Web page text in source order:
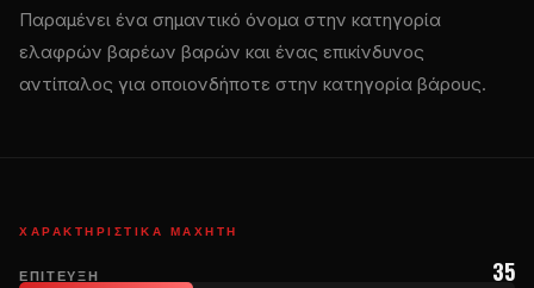
Παραμένει ένα σημαντικό όνομα στην κατηγορία
ελαφρών βαρέων βαρών και ένας επικίνδυνος
αντίπαλος για οποιονδήποτε στην κατηγορία βάρους.
ΧΑΡΑΚΤΗΡΙΣΤΙΚΆ ΜΑΧΗΤΉ
ΕΠΊΤΕΥΞΗ 35